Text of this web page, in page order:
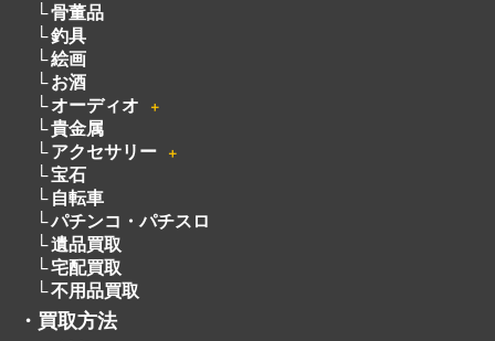
電動工具
無線機
ピアノ
厨房機器
着物
骨董品
釣具
絵画
お酒
オーディオ
＋
貴金属
アクセサリー
宝石
自転車
パチンコ・パチスロ